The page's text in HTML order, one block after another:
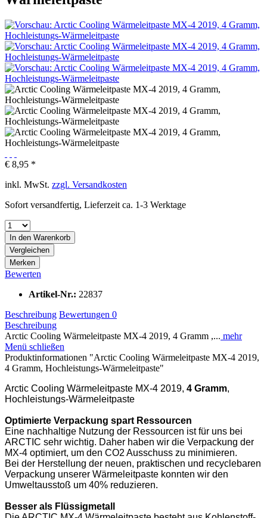
€ 8,95 *
inkl. MwSt. zzgl. Versandkosten
Sofort versandfertig, Lieferzeit ca. 1-3 Werktage
In den Warenkorb
Vergleichen
Merken
Bewerten
Artikel-Nr.: 22837
Beschreibung Bewertungen 0
Beschreibung
Arctic Cooling Wärmeleitpaste MX-4 2019, 4 Gramm ,... mehr
Menü schließen
Produktinformationen "Arctic Cooling Wärmeleitpaste MX-4 2019,
4 Gramm, Hochleistungs-Wärmeleitpaste"
Arctic Cooling Wärmeleitpaste MX-4 2019, 4 Gramm,
Hochleistungs-Wärmeleitpaste
Optimierte Verpackung spart Ressourcen
Eine nachhaltige Nutzung der Ressourcen ist für uns bei
ARCTIC sehr wichtig. Daher haben wir die Verpackung der
MX-4 optimiert, um den CO2 Ausschuss zu minimieren.
Bei der Herstellung der neuen, praktischen und recyclebaren
Verpackung unserer Wärmeleitpaste konnten wir den
Umweltausstoß um 40% reduzieren.
Besser als Flüssigmetall